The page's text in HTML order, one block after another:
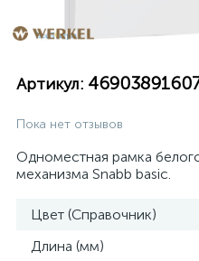
Артикул:
Пока нет отзывов
Одноместная рамка
механизма Snabb basic.
Цвет (Справочник)
Длина (мм)